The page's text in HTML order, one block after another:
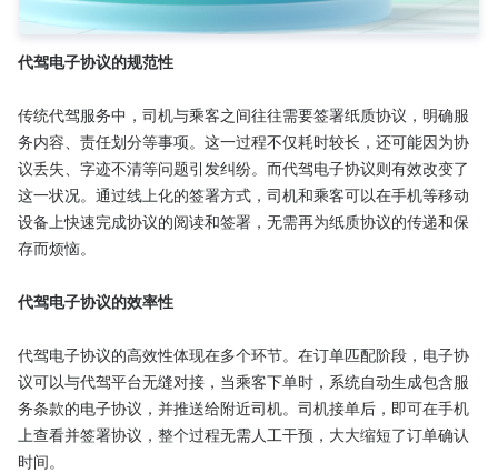
代驾电子协议的规范性
传统代驾服务中，司机与乘客之间往往需要签署纸质协议，明确服
务内容、责任划分等事项。这一过程不仅耗时较长，还可能因为协
议丢失、字迹不清等问题引发纠纷。而代驾电子协议则有效改变了
这一状况。通过线上化的签署方式，司机和乘客可以在手机等移动
设备上快速完成协议的阅读和签署，无需再为纸质协议的传递和保
存而烦恼。
代驾电子协议的效率性
代驾电子协议的高效性体现在多个环节。在订单匹配阶段，电子协
议可以与代驾平台无缝对接，当乘客下单时，系统自动生成包含服
务条款的电子协议，并推送给附近司机。司机接单后，即可在手机
上查看并签署协议，整个过程无需人工干预，大大缩短了订单确认
时间。